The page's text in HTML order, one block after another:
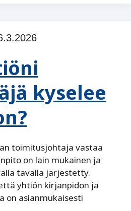
kyselee
toimitusjohtaja vastaa
on lain mukainen ja
tavalla järjestetty.
yhtiön kirjanpidon ja
on asianmukaisesti